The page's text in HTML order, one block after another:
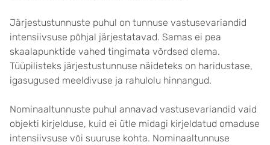
Järjestustunnuste puhul on tunnuse vastusevariandid
intensiivsuse põhjal järjestatavad. Samas ei pea
skaalapunktide vahed tingimata võrdsed olema.
Tüüpilisteks järjestustunnuse näideteks on haridustase,
igasugused meeldivuse ja rahulolu hinnangud.
Nominaaltunnuste puhul annavad vastusevariandid vaid
objekti kirjelduse, kuid ei ütle midagi kirjeldatud omaduse
intensiivsuse või suuruse kohta. Nominaaltunnuse